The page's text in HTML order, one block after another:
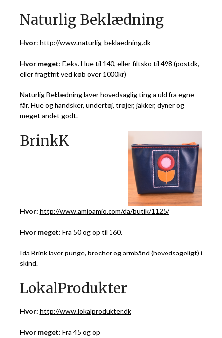
Naturlig Beklædning
Hvor: http://www.naturlig-beklaedning.dk
Hvor meget: F.eks. Hue til 140, eller filtsko til 498 (postdk,
eller fragtfrit ved køb over 1000kr)
Naturlig Beklædning laver hovedsaglig ting a uld fra egne
får. Hue og handsker, undertøj, trøjer, jakker, dyner og
meget andet godt.
BrinkK
Hvor: http://www.amioamio.com/da/butik/1125/
Hvor meget: Fra 50 og op til 160.
Ida Brink laver punge, brocher og armbånd (hovedsageligt) i
skind.
LokalProdukter
Hvor: http://www.lokalprodukter.dk
Hvor meget: Fra 45 og op